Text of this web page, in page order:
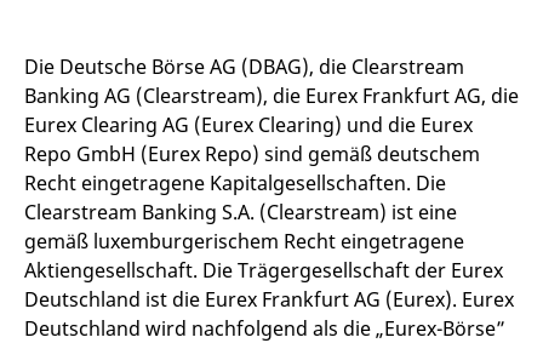
Die Deutsche Börse AG (DBAG), die Clearstream
Banking AG (Clearstream), die Eurex Frankfurt AG, die
Eurex Clearing AG (Eurex Clearing) und die Eurex
Repo GmbH (Eurex Repo) sind gemäß deutschem
Recht eingetragene Kapitalgesellschaften. Die
Clearstream Banking S.A. (Clearstream) ist eine
gemäß luxemburgerischem Recht eingetragene
Aktiengesellschaft. Die Trägergesellschaft der Eurex
Deutschland ist die Eurex Frankfurt AG (Eurex). Eurex
Deutschland wird nachfolgend als die „Eurex-Börse”
[abcdef0123456789]{32}
analytics.deutsche-
boerse.com
Session
mdg2sessionid
eurex-
api.factsetdigitalsolutions.com
Session
ApplicationGatewayAffinityCORS
analytics.deutsche-
boerse.com